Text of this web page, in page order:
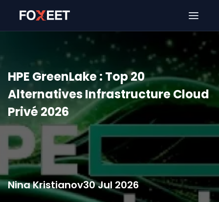
HPE GreenLake : Top 20
Alternatives Infrastructure Cloud
Privé 2026
Nina Kristianov30 Jul 2026